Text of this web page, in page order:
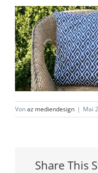
Vonaz mediendesign | Mai
Share This